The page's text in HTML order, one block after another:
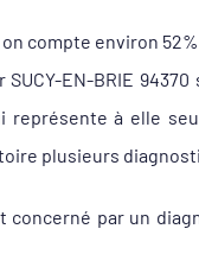
compte environ
EN-BRIE
représente à elle
plusieurs
par un